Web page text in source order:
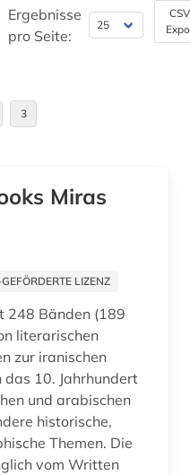
islamische architektur (2)
(3)
Ergebnisse
pro Seite:
3
Miras
LIZENZ
248 Bänden (189
literarischen
zur iranischen
10. Jahrhundert
und arabischen
historische,
Themen. Die
vom Written